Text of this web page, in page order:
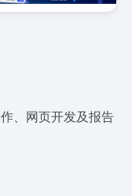
、网页开发及报告